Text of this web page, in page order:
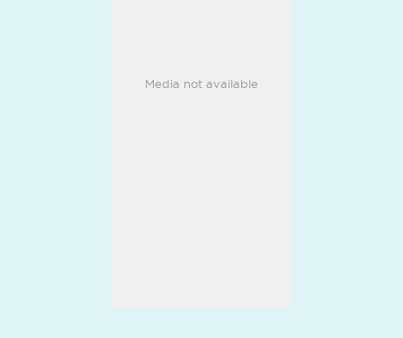
Media not available